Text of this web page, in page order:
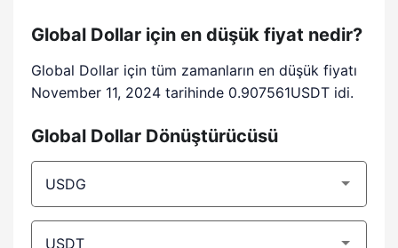
Global Dollar için en düşük fiyat nedir?
Global Dollar için tüm zamanların en düşük fiyatı
November 11, 2024 tarihinde 0.907561USDT idi.
Global Dollar Dönüştürücüsü